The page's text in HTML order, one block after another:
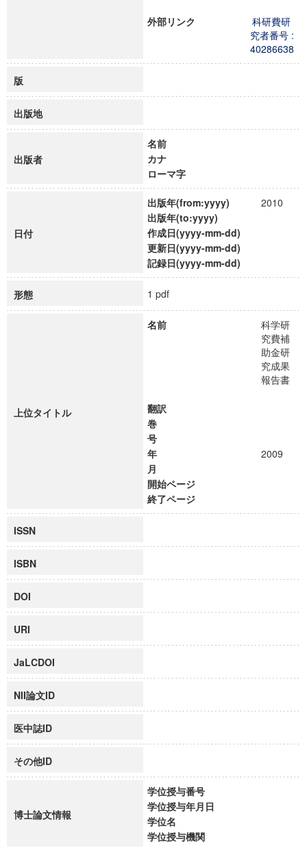
外部リンク
科研費研
究者番号 :
40286638
版
出版地
出版者
名前
カナ
ローマ字
日付
出版年(from:yyyy)
2010
出版年(to:yyyy)
作成日(yyyy-mm-dd)
更新日(yyyy-mm-dd)
記録日(yyyy-mm-dd)
形態 1 pdf
上位タイトル
名前
科学研
究費補
助金研
究成果
報告書
翻訳
巻
号
年
2009
月
開始ページ
終了ページ
ISSN
ISBN
DOI
URI
JaLCDOI
NII論文ID
医中誌ID
その他ID
博士論文情報
学位授与番号
学位授与年月日
学位名
学位授与機関